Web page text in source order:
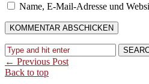
Name, E-Mail-Adresse und
← Previous Post
Back to top